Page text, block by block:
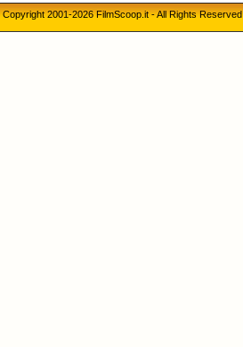
Copyright 2001-2026 FilmScoop.it - All Rights Reserved